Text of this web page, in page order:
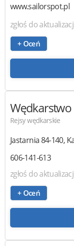
www.sailorspot.pl
zgłoś do
+ Oceń
Rejsy wędkarskie
Jastarnia84-140,
606-141-613
zgłoś do
+ Oceń